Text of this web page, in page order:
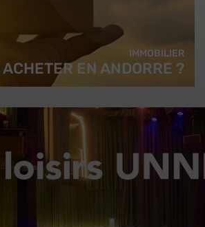
IMMOBILIER
EN ANDORRE ?